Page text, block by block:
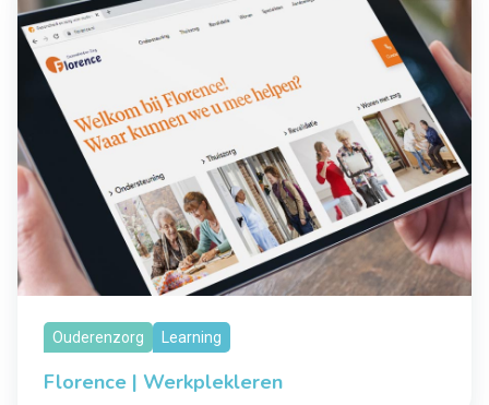
Ouderenzorg Learning
Florence | Werkplekleren